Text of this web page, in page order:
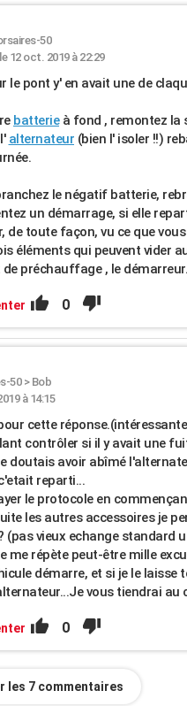
50
12 oct. 2019 à 22:29
le pont y' en avait une de
batterieà fond , remontez la
alternateur (bien l' isoler !!)
le négatif batterie,
un démarrage, si elle
de toute façon, vu ce que
éléments qui peuvent vider
préchauffage , le
0
50> Bob
à 14:15
cette
contrôler si il y avait une
doutais avoir abîmé
reparti...
le protocole en
les autres accessoires je
(pas vieux echange standard
me répète peut-être mille
démarre, et si je le
vous tiendrai au
0
les 7 commentaires